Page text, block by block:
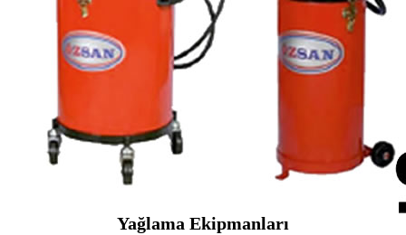
Yağlama Ekipmanları